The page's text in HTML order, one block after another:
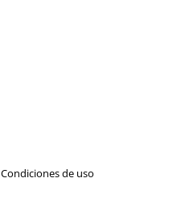
Condiciones de uso